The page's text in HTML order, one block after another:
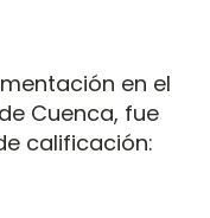
en el
Cuenca, fue
calificación: